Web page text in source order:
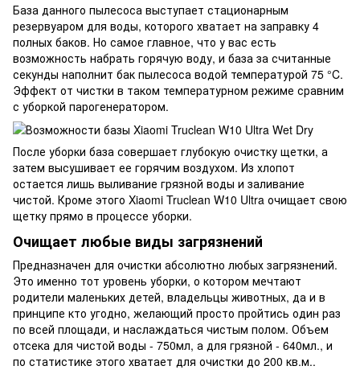
База данного пылесоса выступает стационарным
резервуаром для воды, которого хватает на заправку 4
полных баков. Но самое главное, что у вас есть
возможность набрать горячую воду, и база за считанные
секунды наполнит бак пылесоса водой температурой 75 °C.
Эффект от чистки в таком температурном режиме сравним
с уборкой парогенератором.
После уборки база совершает глубокую очистку щетки, а
затем высушивает ее горячим воздухом. Из хлопот
остается лишь выливание грязной воды и заливание
чистой. Кроме этого Xiaomi Truclean W10 Ultra очищает свою
щетку прямо в процессе уборки.
Очищает любые виды загрязнений
Предназначен для очистки абсолютно любых загрязнений.
Это именно тот уровень уборки, о котором мечтают
родители маленьких детей, владельцы животных, да и в
принципе кто угодно, желающий просто пройтись один раз
по всей площади, и наслаждаться чистым полом. Объем
отсека для чистой воды - 750мл, а для грязной - 640мл., и
по статистике этого хватает для очистки до 200 кв.м..